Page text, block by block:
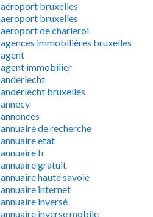
aéroport bruxelles
aeroport bruxelles
aeroport de charleroi
agences immobilières bruxelles
agent
agent immobilier
anderlecht
anderlecht bruxelles
annecy
annonces
annuaire de recherche
annuaire etat
annuaire fr
annuaire gratuit
annuaire haute savoie
annuaire internet
annuaire inversé
annuaire inverse mobile